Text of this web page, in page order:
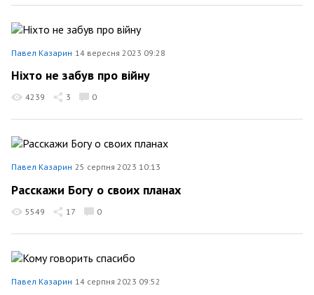
Павел Казарин 14 вересня 2023 09:28
Ніхто не забув про війну
4239 3 0
Павел Казарин 25 серпня 2023 10:13
Расскажи Богу о своих планах
5549 17 0
Павел Казарин 14 серпня 2023 09:52